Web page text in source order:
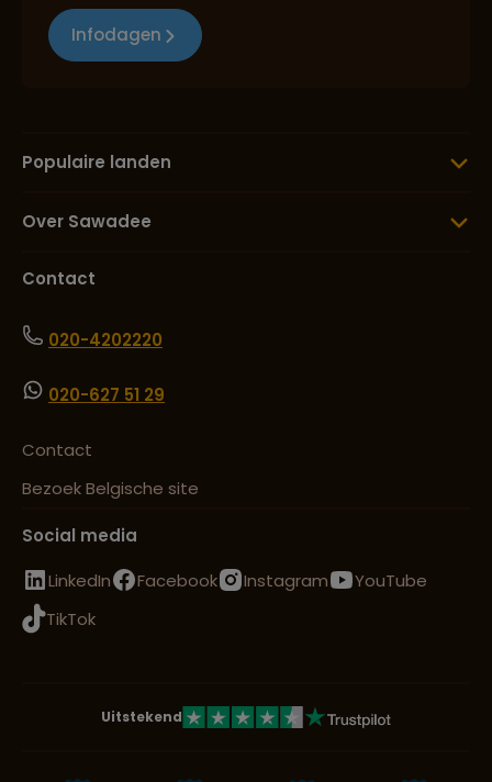
Infodagen
Populaire landen
Over Sawadee
Contact
020-4202220
020-627 51 29
Contact
Bezoek Belgische site
Social media
LinkedIn
Facebook Instagram
YouTube
TikTok
Uitstekend